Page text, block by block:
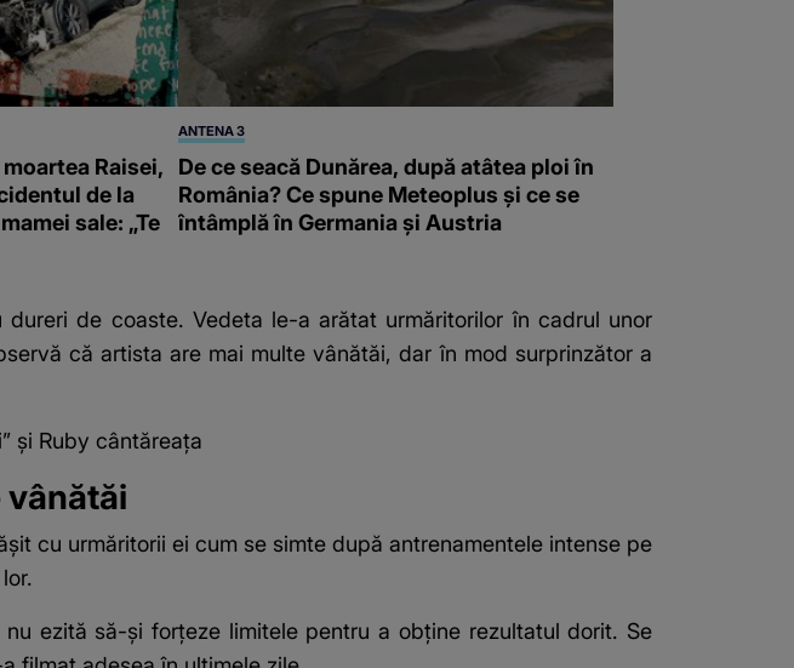
Raisei,
de la
sale: „Te
ANTENA 3
De ce seacă Dunărea, după atâtea ploi în
România? Ce spune Meteoplus și ce se
întâmplă în Germania și Austria
de coaste. Vedeta le-a arătat urmăritorilor în cadrul unor
că artista are mai multe vânătăi, dar în mod surprinzător a
și Ruby cântăreața
vânătăi
cu urmăritorii ei cum se simte după antrenamentele intense pe
ezită să-și forțeze limitele pentru a obține rezultatul dorit. Se